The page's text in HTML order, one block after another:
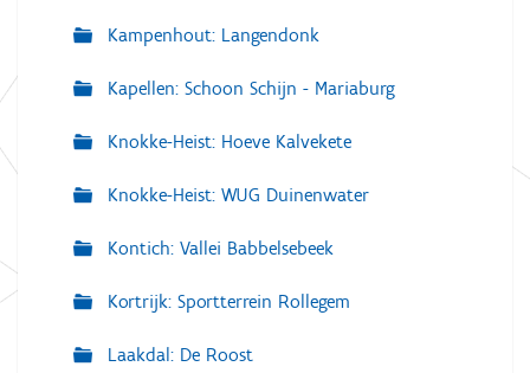
Kampenhout: Langendonk
Kapellen: Schoon Schijn - Mariaburg
Knokke-Heist: Hoeve Kalvekete
Knokke-Heist: WUG Duinenwater
Kontich: Vallei Babbelsebeek
Kortrijk: Sportterrein Rollegem
Laakdal: De Roost